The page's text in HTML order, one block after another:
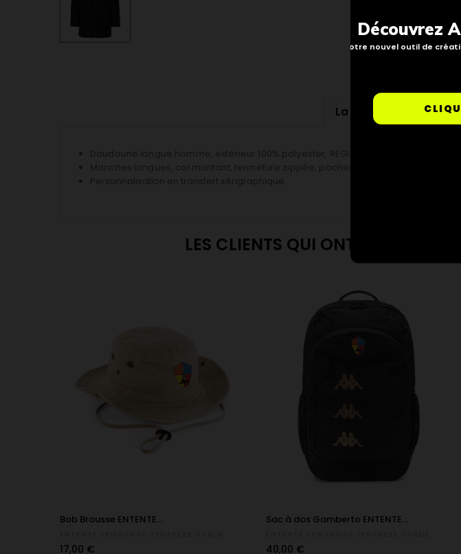
La description
LES CLIENTS QUI ONT ACHETÉ
Bob Brousse ENTENTE...
Prix
17,00 €
Sac à dos Gamberto ENTENTE...
Prix
40,00 €
Découvrez
Notre nouvel outil de